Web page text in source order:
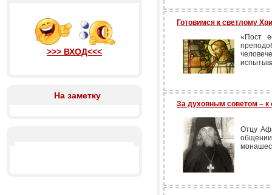
>>> ВХОД<<<
На заметку
Готовимся к светлому
«Пост
За духовным советом –
Отцу